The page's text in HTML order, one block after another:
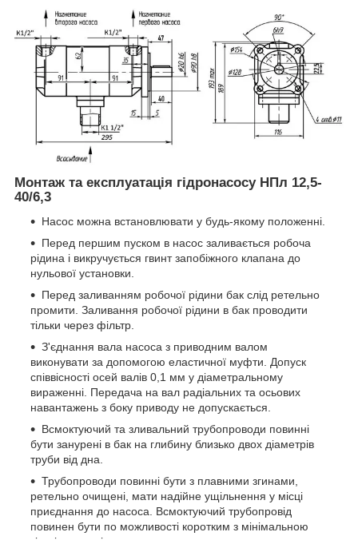
Монтаж та експлуатація гідронасосу НПл 12,5-
40/6,3
Насос можна встановлювати у будь-якому положенні.
Перед першим пуском в насос заливається робоча
рідина і викручується гвинт запобіжного клапана до
нульової установки.
Перед заливанням робочої рідини бак слід ретельно
промити. Заливання робочої рідини в бак проводити
тільки через фільтр.
З'єднання вала насоса з приводним валом
виконувати за допомогою еластичної муфти. Допуск
співвісності осей валів 0,1 мм у діаметральному
вираженні. Передача на вал радіальних та осьових
навантажень з боку приводу не допускається.
Всмоктуючий та зливальний трубопроводи повинні
бути занурені в бак на глибину близько двох діаметрів
труби від дна.
Трубопроводи повинні бути з плавними згинами,
ретельно очищені, мати надійне ущільнення у місці
приєднання до насоса. Всмоктуючий трубопровід
повинен бути по можливості коротким з мінімальною